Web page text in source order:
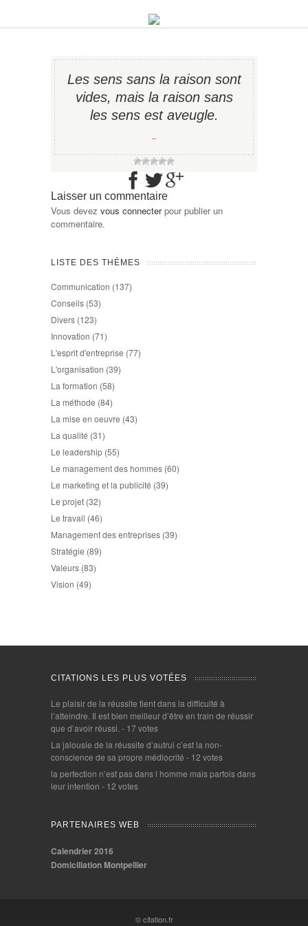
Les sens sans la raison sont
vides, mais la raison sans
les sens est aveugle.
−
Laisser un commentaire
Vous devez vous connecterpour publier un
commentaire.
LISTE DES THÈMES
Communication (137)
Conseils (53)
Divers (123)
Innovation (71)
L'esprit d'entreprise (77)
L'organisation (39)
La formation (58)
La méthode (84)
La mise en oeuvre (43)
La qualité (31)
Le leadership (55)
Le management des hommes (60)
Le marketing et la publicité (39)
Le projet (32)
Le travail (46)
Management des entreprises (39)
Stratégie (89)
Valeurs (83)
Vision (49)
CITATIONS LES PLUS VOTÉES
Le plaisir de la réussite tient dans la difficulté à
l’atteindre. Il est bien meilleur d’être en train de réussir
que d’avoir réussi. - 17 votes
La jalousie de la réussite d’autrui c’est la non-
conscience de sa propre médiocrité - 12 votes
la perfection n’est pas dans l homme mais parfois dans
leur intention - 12 votes
PARTENAIRES WEB
Calendrier 2016
Domiciliation Montpellier
© citation.fr